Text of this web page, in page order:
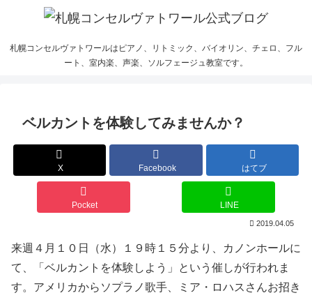
札幌コンセルヴァトワールはピアノ、リトミック、バイオリン、チェロ、フル
ート、室内楽、声楽、ソルフェージュ教室です。
ベルカントを体験してみませんか？
X Facebook はてブ
Pocket LINE
2019.04.05
来週４月１０日（水）１９時１５分より、カノンホールに
て、「ベルカントを体験しよう」という催しが行われま
す。アメリカからソプラノ歌手、ミア・ロハスさんお招き